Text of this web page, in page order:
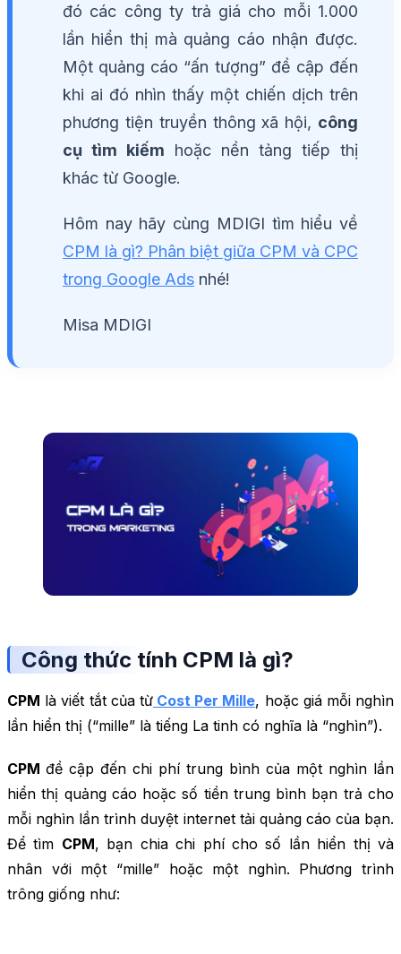
đó các công ty trả giá cho mỗi 1.000
lần hiển thị mà quảng cáo nhận được.
Một quảng cáo “ấn tượng” đề cập đến
khi ai đó nhìn thấy một chiến dịch trên
phương tiện truyền thông xã hội, công
cụ tìm kiếm hoặc nền tảng tiếp thị
khác từ Google.
Hôm nay hãy cùng MDIGI tìm hiểu về
CPM là gì? Phân biệt giữa CPM và CPC
trong Google Ads nhé!
Misa MDIGI
Công thức tính CPM là gì?
CPM là viết tắt của từCost Per Mille, hoặc giá mỗi nghìn
lần hiển thị (“mille” là tiếng La tinh có nghĩa là “nghìn”).
CPM đề cập đến chi phí trung bình của một nghìn lần
hiển thị quảng cáo hoặc số tiền trung bình bạn trả cho
mỗi nghìn lần trình duyệt internet tải quảng cáo của bạn.
Để tìm CPM, bạn chia chi phí cho số lần hiển thị và
nhân với một “mille” hoặc một nghìn. Phương trình
trông giống như: